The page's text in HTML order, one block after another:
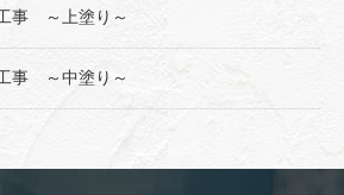
事 ～上塗り～
事 ～中塗り～